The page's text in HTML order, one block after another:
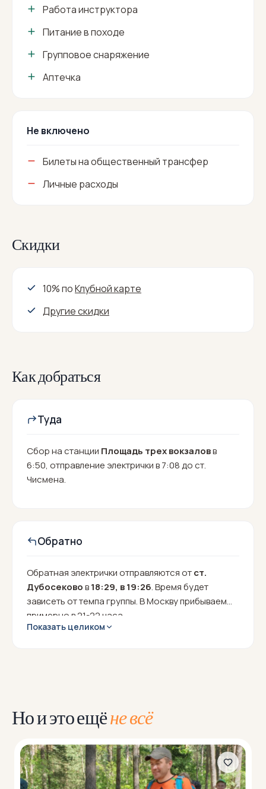
Работа инструктора
Питание в походе
Групповое снаряжение
Аптечка
Не включено
Билеты на общественный трансфер
Личные расходы
Скидки
10% поКлубной карте
Другие скидки
Как добраться
Туда
Сбор на станции Площадь трех вокзаловв
6:50, отправление электрички в 7:08 до ст.
Чисмена.
Обратно
Обратная электрички отправляются отст.
Дубосековов18:29, в 19:26. Время будет
зависеть от темпа группы. В Москву прибываем
примерно в 21-22 часа.
Расписание электричек часто меняется,
Показать целиком
Но и это ещёне всё